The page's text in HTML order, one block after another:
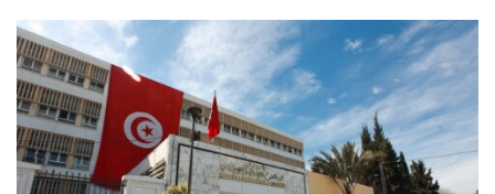
hautement qualifiés dans le domaine de la
sociologie. Ce programme offre aux étudiants
l’occasion d’approfondir leur compréhension des
théories sociologiques, des méthodes …